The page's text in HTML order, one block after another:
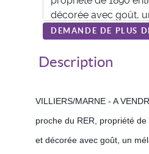
DEMANDE DE PLUS
Description
VILLIERS/MARNE - A
proche du RER, propriété
et décorée avec goût, un